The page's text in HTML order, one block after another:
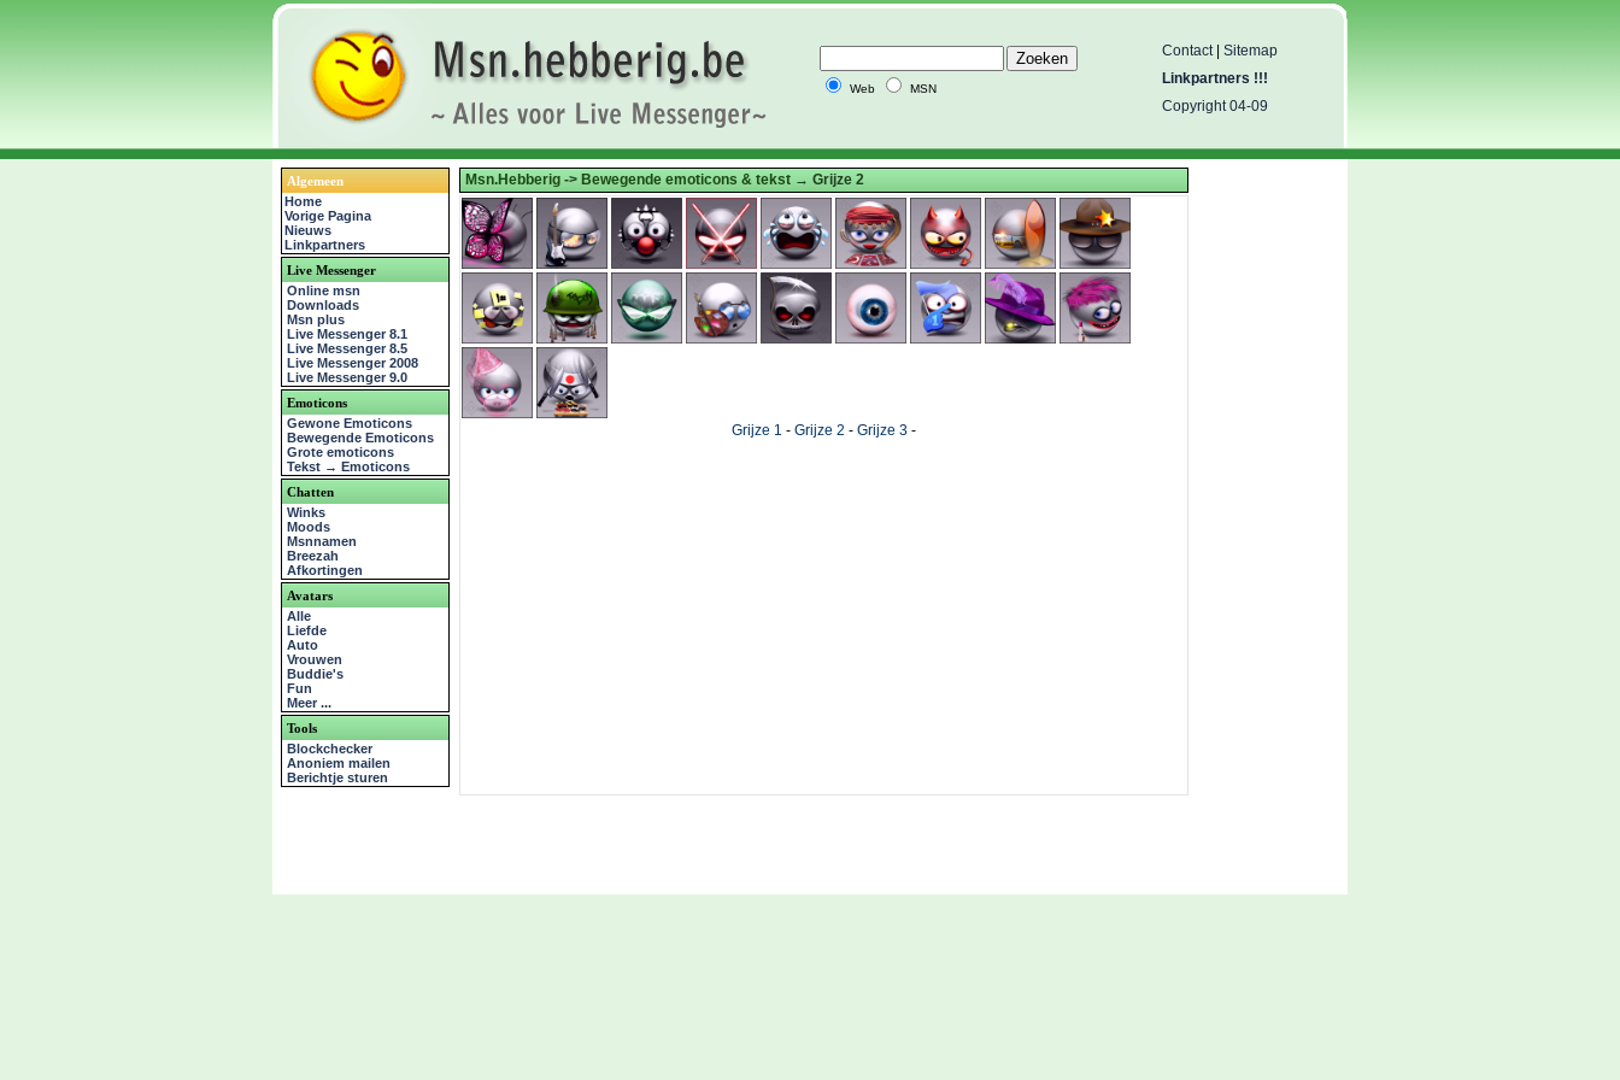
Web MSN
Contact| Sitemap
Linkpartners !!!
Copyright 04-09
Algemeen
Home
Vorige Pagina
Nieuws
Linkpartners
Live Messenger
Online msn
Downloads
Msn plus
Live Messenger 8.1
Live Messenger 8.5
Live Messenger 2008
Live Messenger 9.0
Emoticons
Gewone Emoticons
Bewegende Emoticons
Grote emoticons
Tekst → Emoticons
Chatten
Winks
Moods
Msnnamen
Breezah
Afkortingen
Avatars
Alle
Liefde
Auto
Vrouwen
Buddie's
Fun
Meer ...
Tools
Blockchecker
Anoniem mailen
Berichtje sturen
Msn.Hebberig -> Bewegende emoticons & tekst → Grijze 2
Grijze 1 - Grijze 2 - Grijze 3 -